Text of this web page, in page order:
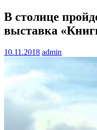
В столице
выставка
10.11.2018 admin